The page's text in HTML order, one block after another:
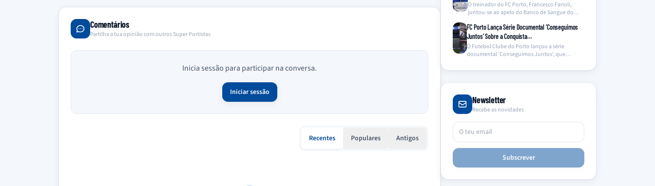
Comentários
Partilha a tua opinião com outros Super Portistas
Inicia sessão para participar na conversa.
Iniciar sessão
Recentes Populares Antigos
O treinador do FC Porto, Francesco Farioli,
juntou-se ao apelo do Banco de Sangue do
FC Porto Lança Série Documental ‘Conseguimos
Juntos’ Sobre a Conquista…
O Futebol Clube do Porto lançou a série
documental 'Conseguimos Juntos', que
Newsletter
Recebe as novidades
Subscrever